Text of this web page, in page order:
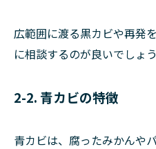
広範囲に渡る黒カビや再発
に相談するのが良いでしょう
2-2. 青カビの特徴
青カビは、腐ったみかんや